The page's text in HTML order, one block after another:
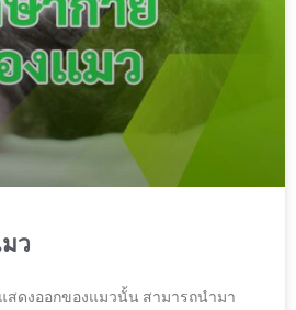
ว
สดงออกของแมวนั้น สามารถนำมา